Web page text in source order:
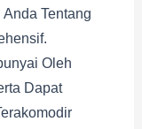
Tentang
Oleh
Dapat